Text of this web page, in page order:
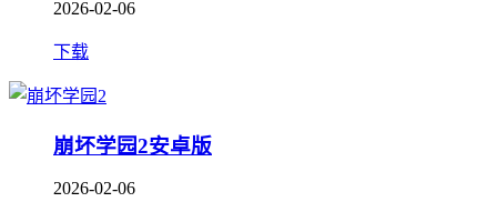
2026-02-06
下载
崩坏学园2安卓版
2026-02-06